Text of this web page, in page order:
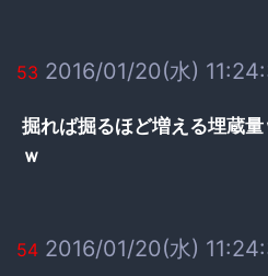
53 2016/01/20(水)
掘れば掘るほど増える埋蔵
ｗ
54 2016/01/20(水)